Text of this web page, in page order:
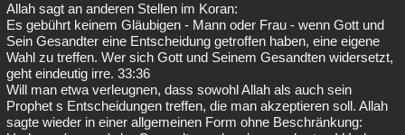
Allah sagt an anderen Stellen im Koran:
Es gebührt keinem Gläubigen - Mann oder Frau - wenn Gott und
Sein Gesandter eine Entscheidung getroffen haben, eine eigene
Wahl zu treffen. Wer sich Gott und Seinem Gesandten widersetzt,
geht eindeutig irre. 33:36
Will man etwa verleugnen, dass sowohl Allah als auch sein
Prophet s Entscheidungen treffen, die man akzeptieren soll. Allah
sagte wieder in einer allgemeinen Form ohne Beschränkung: